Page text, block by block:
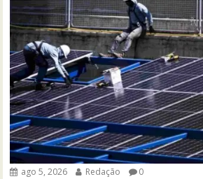
ago 5, 2026 Redação 0